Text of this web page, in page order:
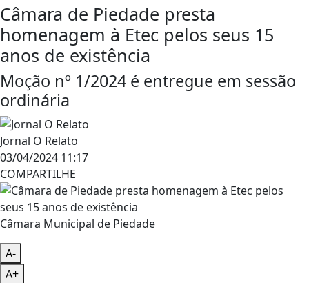
Câmara de Piedade presta
homenagem à Etec pelos seus 15
anos de existência
Moção nº 1/2024 é entregue em sessão
ordinária
Jornal O Relato
03/04/2024 11:17
COMPARTILHE
Câmara Municipal de Piedade
A-
A+